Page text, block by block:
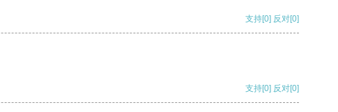
支持[0] 反对[0]
支持[0] 反对[0]